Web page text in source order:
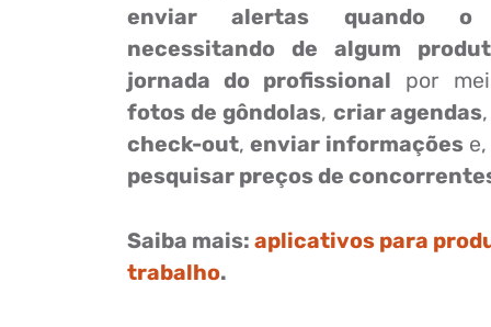
enviar alertas quando
necessitando de algum
jornada do profissional por
fotos de gôndolas, criar agendas
check-out,enviar informaçõese,
pesquisar preços de
Saiba mais: aplicativos para
trabalho.